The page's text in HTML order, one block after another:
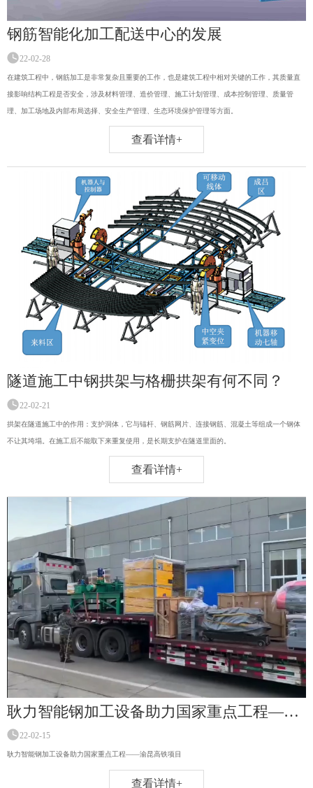
钢筋智能化加工配送中心的发展
22-02-28
在建筑工程中，钢筋加工是非常复杂且重要的工作，也是建筑工程中相对关键的工作，其质量直
接影响结构工程是否安全，涉及材料管理、造价管理、施工计划管理、成本控制管理、质量管
理、加工场地及内部布局选择、安全生产管理、生态环境保护管理等方面。
查看详情+
隧道施工中钢拱架与格栅拱架有何不同？
22-02-21
拱架在隧道施工中的作用：支护洞体，它与锚杆、钢筋网片、连接钢筋、混凝土等组成一个钢体
不让其垮塌。在施工后不能取下来重复使用，是长期支护在隧道里面的。
查看详情+
耿力智能钢加工设备助力国家重点工程——渝昆高铁项目
22-02-15
耿力智能钢加工设备助力国家重点工程——渝昆高铁项目
查看详情+